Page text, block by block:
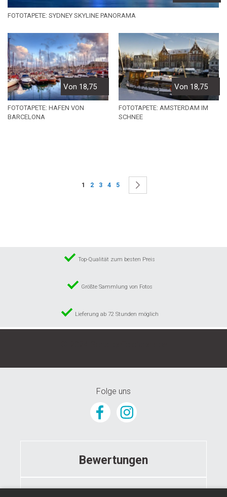
FOTOTAPETE: SYDNEY SKYLINE PANORAMA
Von 18,75
FOTOTAPETE: HAFEN VON
BARCELONA
Von 18,75
FOTOTAPETE: AMSTERDAM IM
SCHNEE
Seite
Sie lesen gerade die Seite
1 Seite
2 Seite
3 Seite
4 Seite
5
Top-Qualität zum besten Preis
Größte Sammlung von Fotos
Lieferung ab 72 Stunden möglich
Folge uns
Bewertungen